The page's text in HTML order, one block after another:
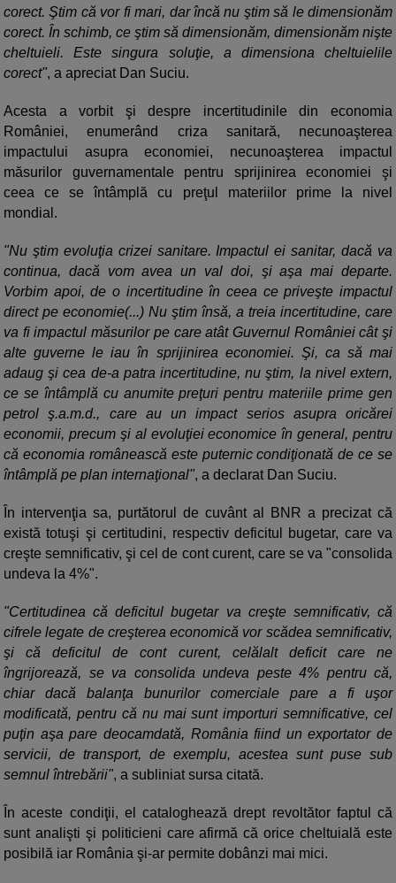
corect. Ştim că vor fi mari, dar încă nu ştim să le dimensionăm
corect. În schimb, ce ştim să dimensionăm, dimensionăm nişte
cheltuieli. Este singura soluţie, a dimensiona cheltuielile
corect", a apreciat Dan Suciu.
Acesta a vorbit şi despre incertitudinile din economia
României, enumerând criza sanitară, necunoaşterea
impactului asupra economiei, necunoaşterea impactul
măsurilor guvernamentale pentru sprijinirea economiei şi
ceea ce se întâmplă cu preţul materiilor prime la nivel
mondial.
"Nu ştim evoluţia crizei sanitare. Impactul ei sanitar, dacă va
continua, dacă vom avea un val doi, şi aşa mai departe.
Vorbim apoi, de o incertitudine în ceea ce priveşte impactul
direct pe economie(...) Nu ştim însă, a treia incertitudine, care
va fi impactul măsurilor pe care atât Guvernul României cât şi
alte guverne le iau în sprijinirea economiei. Şi, ca să mai
adaug şi cea de-a patra incertitudine, nu ştim, la nivel extern,
ce se întâmplă cu anumite preţuri pentru materiile prime gen
petrol ş.a.m.d., care au un impact serios asupra oricărei
economii, precum şi al evoluţiei economice în general, pentru
că economia românească este puternic condiţionată de ce se
întâmplă pe plan internaţional", a declarat Dan Suciu.
În intervenţia sa, purtătorul de cuvânt al BNR a precizat că
există totuşi şi certitudini, respectiv deficitul bugetar, care va
creşte semnificativ, şi cel de cont curent, care se va "consolida
undeva la 4%".
"Certitudinea că deficitul bugetar va creşte semnificativ, că
cifrele legate de creşterea economică vor scădea semnificativ,
şi că deficitul de cont curent, celălalt deficit care ne
îngrijorează, se va consolida undeva peste 4% pentru că,
chiar dacă balanţa bunurilor comerciale pare a fi uşor
modificată, pentru că nu mai sunt importuri semnificative, cel
puţin aşa pare deocamdată, România fiind un exportator de
servicii, de transport, de exemplu, acestea sunt puse sub
semnul întrebării", a subliniat sursa citată.
În aceste condiţii, el cataloghează drept revoltător faptul că
sunt analişti şi politicieni care afirmă că orice cheltuială este
posibilă iar România şi-ar permite dobânzi mai mici.